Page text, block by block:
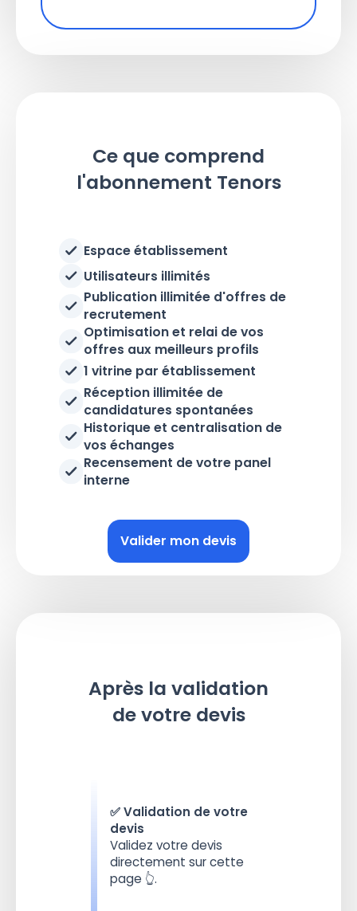
Ce que comprend
l'abonnement Tenors
Espace établissement
Utilisateurs illimités
Publication illimitée d'offres de
recrutement
Optimisation et relai de vos
offres aux meilleurs profils
1 vitrine par établissement
Réception illimitée de
candidatures spontanées
Historique et centralisation de
vos échanges
Recensement de votre panel
interne
Valider mon devis
Après la validation
de votre devis
✅ Validation de votre
devis
Validez votre devis
directement sur cette
page 👆.